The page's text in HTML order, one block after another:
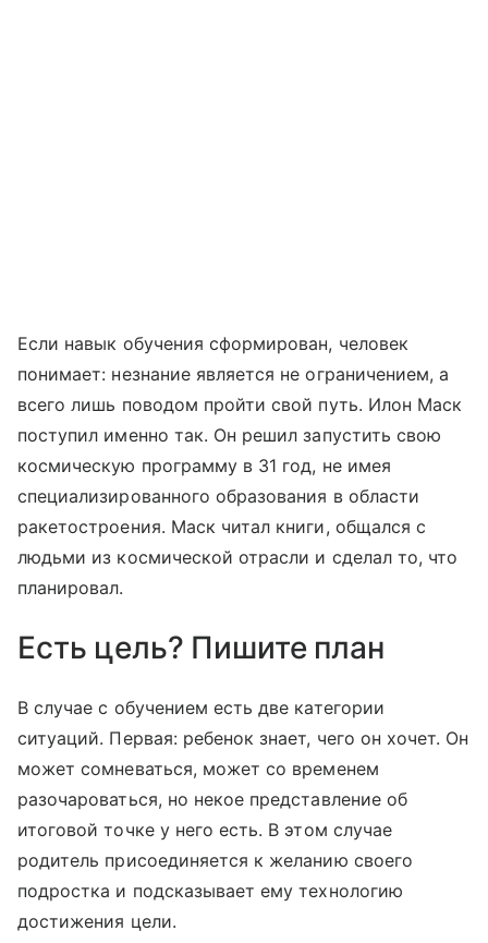
Если навык обучения сформирован, человек
понимает: незнание является не ограничением, а
всего лишь поводом пройти свой путь. Илон Маск
поступил именно так. Он решил запустить свою
космическую программу в 31 год, не имея
специализированного образования в области
ракетостроения. Маск читал книги, общался с
людьми из космической отрасли и сделал то, что
планировал.
Есть цель? Пишите план
В случае с обучением есть две категории
ситуаций. Первая: ребенок знает, чего он хочет. Он
может сомневаться, может со временем
разочароваться, но некое представление об
итоговой точке у него есть. В этом случае
родитель присоединяется к желанию своего
подростка и подсказывает ему технологию
достижения цели.